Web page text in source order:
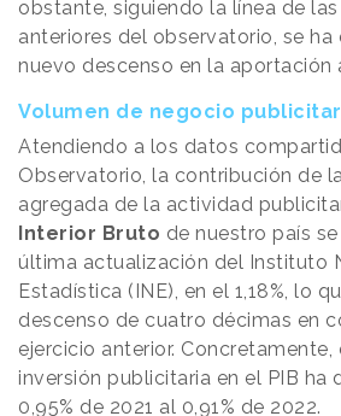
obstante, siguiendo la línea de
anteriores del observatorio, se ha
nuevo descenso en la aportación
Volumen de negocio
Atendiendo a los datos
Observatorio, la contribución de
agregada de la actividad
Interior Bruto de nuestro país
última actualización del Instituto
Estadística (INE), en el 1,18%, lo
descenso de cuatro décimas en
ejercicio anterior. Concretamente,
inversión publicitaria en el PIB ha
0,95% de 2021 al 0,91% de 2022.